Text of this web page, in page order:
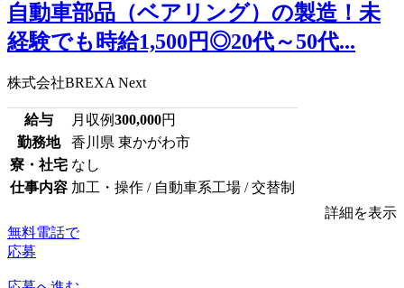
自動車部品（ベアリング）の製造！未
経験でも時給1,500円◎20代～50代...
株式会社BREXA Next
給与 月収例300,000円
勤務地
香川県 東かがわ市
寮・社宅 なし
仕事内容 加工・操作 / 自動車系工場 / 交替制
詳細を表示
無料電話で
応募